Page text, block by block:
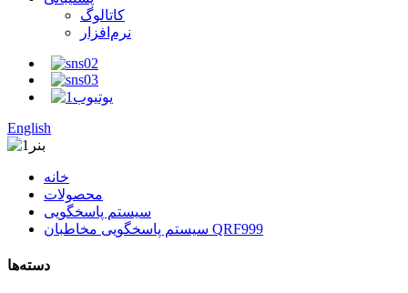
کاتالوگ
نرم‌افزار
English
خانه
محصولات
سیستم پاسخگویی
سیستم پاسخگویی مخاطبان QRF999
دسته‌ها